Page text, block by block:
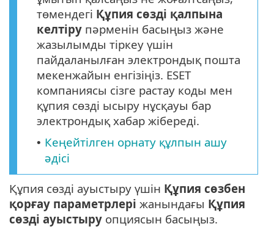
төмендегі Құпия сөзді қалпына
келтіру пәрменін басыңыз және
жазылымды тіркеу үшін
пайдаланылған электрондық пошта
мекенжайын енгізіңіз. ESET
компаниясы сізге растау коды мен
құпия сөзді ысыру нұсқауы бар
электрондық хабар жібереді.
• Кеңейтілген орнату құлпын ашу
әдісі
Құпия сөзді ауыстыру үшін Құпия сөзбен
қорғау параметрлері жанындағы Құпия
сөзді ауыстыру опциясын басыңыз.